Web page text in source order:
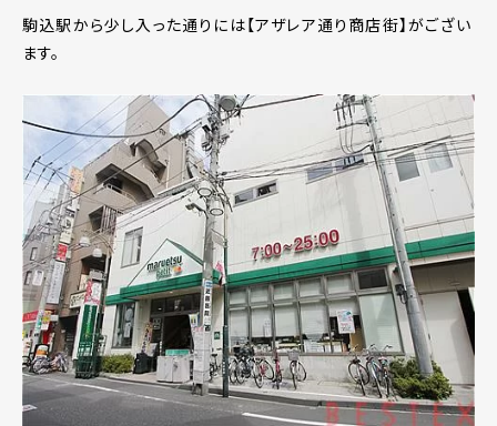
駒込駅から少し入った通りには【アザレア通り商店街】がござい
ます。